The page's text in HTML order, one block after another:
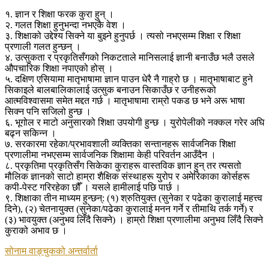
१. ज्ञान र शिक्षा फरक कुरा हुन् ।
२. गलत शिक्षा हुनुभन्दा नभएकै वेश ।
३. शिक्षाको उद्देश्य सिक्ने या बुझ्ने हुनुपर्छ । त्यसो नभएसम्म शिक्षा र शिक्षा
प्रणाली गलत हुन्छन् ।
४. उत्सुकता र प्रकृतिसँगको निकटताले मानिसलाई ज्ञानी बनाउँछ भलै उसले
औपचारिक शिक्षा नपाएको होस् ।
५. दक्षिण एसियामा मातृभाषामा ज्ञान पाउन धेरै नै गाह्रो छ । मातृभाषाबाट हुने
सिकाइले बालबालिकालाई उत्सुक बनाउन सिकाउँछ र उनीहरूको
आत्मविश्वासमा समेत मद्दत गर्छ । मातृभाषामा राम्रो पकड छ भने अरू भाषा
सिक्न पनि सजिलो हुन्छ ।
६. भूगोल र माटो अनुसारको शिक्षा उपयोगी हुन्छ । युरोपेलीको नक्कल गरेर अघि
बढ्न सकिन्न ।
७. सरकारमा रहेका/प्रभावशाली व्यक्तिका सन्तानहरू सार्वजनिक शिक्षा
प्रणालीमा नभएसम्म सार्वजनिक शिक्षामा केही परिवर्तन आउँदैन ।
८. प्रकृतिमा प्रकृतिसँग सिकेका कुराहरू वास्तविक ज्ञान हुन् तर त्यसतो
मौलिक ज्ञानको साटो हाम्रा शैक्षिक संस्थाहरू युरोप र अमेरिकाका कोर्सहरू
कपी-पेस्ट गरिरहेका छौँ । यसले हामीलाई पछि पार्छ ।
९. शिक्षाका तीन माध्यम हुन्छन्: (१) श्रुतियुक्त (सुनेका र पढेका कुरालाई महत्त्व
दिने), (२) चेतनायुक्त (सुनेका/पढेका कुरालाई मनन गर्ने र तीमाथि तर्क गर्ने) र
(३) भावयुक्त (अनुभव लिँदै सिक्ने) । हाम्रो शिक्षा प्रणालीमा अनुभव लिँदै सिक्ने
कुराको अभाव छ ।
सोनाम वाङ्चुकको अन्तर्वार्ता